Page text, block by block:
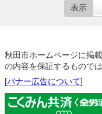
表示
秋田市ホームページに掲
の内容を保証するものでは
[バナー広告について]